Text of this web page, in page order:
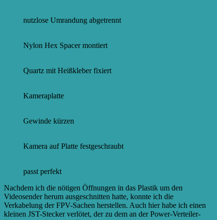
nutzlose Umrandung abgetrennt
Nylon Hex Spacer montiert
Quartz mit Heißkleber fixiert
Kameraplatte
Gewinde kürzen
Kamera auf Platte festgeschraubt
passt perfekt
Nachdem ich die nötigen Öffnungen in das Plastik um den
Videosender herum ausgeschnitten hatte, konnte ich die
Verkabelung der FPV-Sachen herstellen. Auch hier habe ich einen
kleinen JST-Stecker verlötet, der zu dem an der Power-Verteiler-